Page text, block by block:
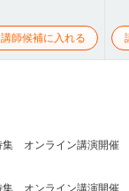
講師候補に入れる